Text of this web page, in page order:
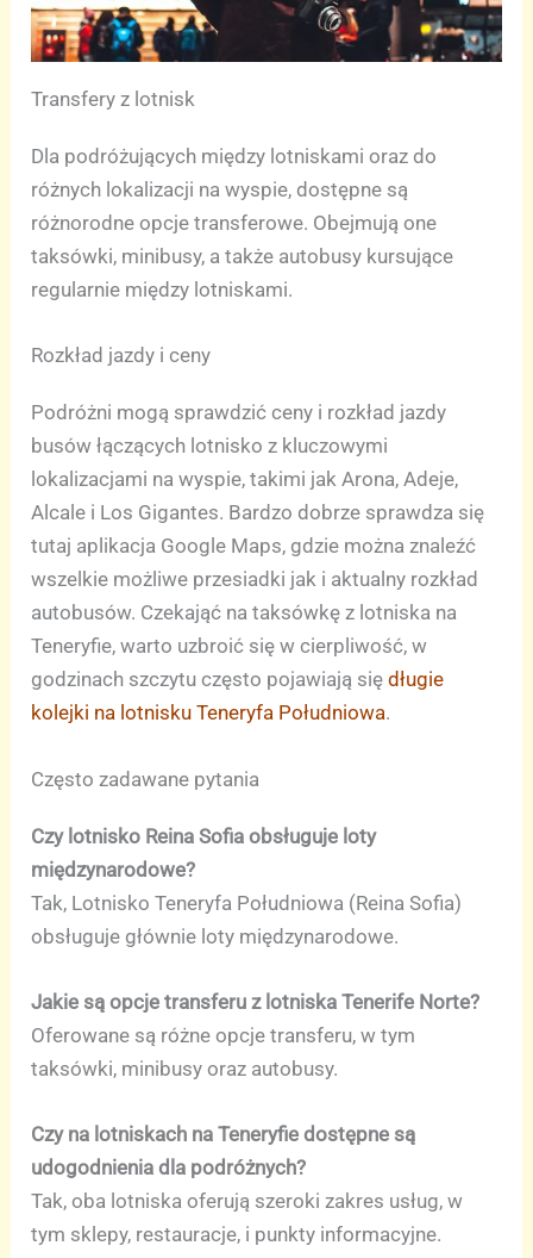
Transfery z lotnisk
Dla podróżujących między lotniskami oraz do
różnych lokalizacji na wyspie, dostępne są
różnorodne opcje transferowe. Obejmują one
taksówki, minibusy, a także autobusy kursujące
regularnie między lotniskami.
Rozkład jazdy i ceny
Podróżni mogą sprawdzić ceny i rozkład jazdy
busów łączących lotnisko z kluczowymi
lokalizacjami na wyspie, takimi jak Arona, Adeje,
Alcale i Los Gigantes. Bardzo dobrze sprawdza się
tutaj aplikacja Google Maps, gdzie można znaleźć
wszelkie możliwe przesiadki jak i aktualny rozkład
autobusów. Czekająć na taksówkę z lotniska na
Teneryfie, warto uzbroić się w cierpliwość, w
godzinach szczytu często pojawiają siędługie
kolejki na lotnisku Teneryfa Południowa.
Często zadawane pytania
Czy lotnisko Reina Sofia obsługuje loty
międzynarodowe?
Tak, Lotnisko Teneryfa Południowa (Reina Sofia)
obsługuje głównie loty międzynarodowe.
Jakie są opcje transferu z lotniska Tenerife Norte?
Oferowane są różne opcje transferu, w tym
taksówki, minibusy oraz autobusy.
Czy na lotniskach na Teneryfie dostępne są
udogodnienia dla podróżnych?
Tak, oba lotniska oferują szeroki zakres usług, w
tym sklepy, restauracje, i punkty informacyjne.